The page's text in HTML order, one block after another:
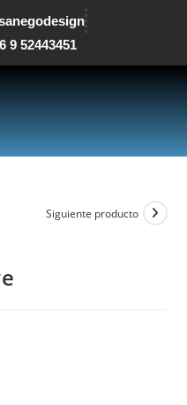
9 52443451
Siguiente producto